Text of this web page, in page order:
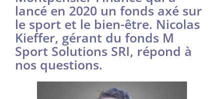
lancé en 2020 un fonds axé sur
le sport et le bien-être. Nicolas
Kieffer, gérant du fonds M
Sport Solutions SRI, répond à
nos questions.